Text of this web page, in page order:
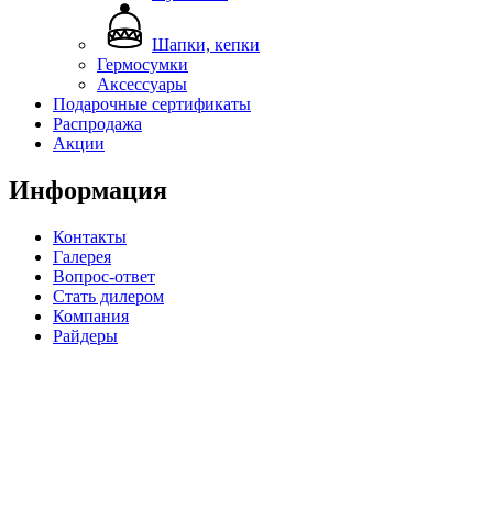
Шапки, кепки
Гермосумки
Аксессуары
Подарочные сертификаты
Распродажа
Акции
Информация
Контакты
Галерея
Вопрос-ответ
Стать дилером
Компания
Райдеры